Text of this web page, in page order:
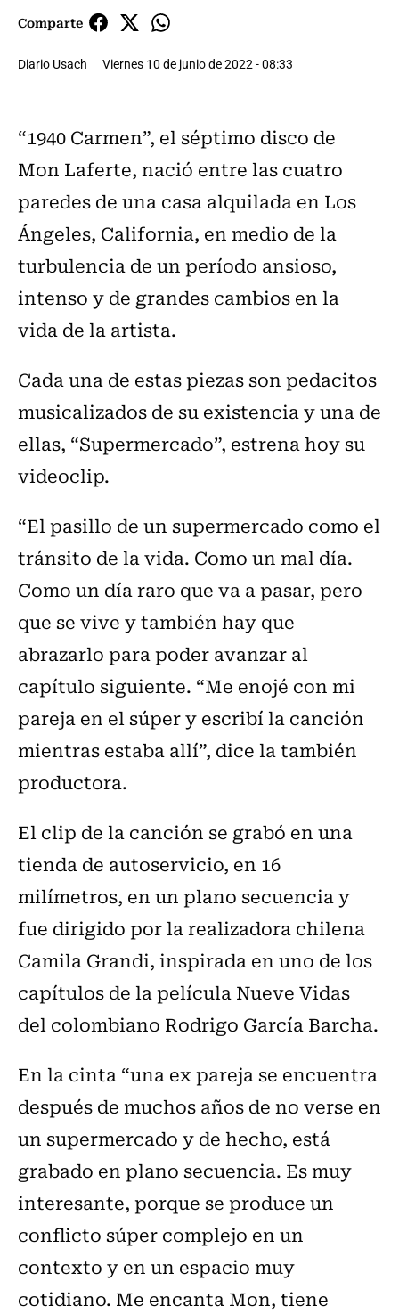
Comparte
Diario Usach Viernes 10 de junio de 2022 - 08:33
“1940 Carmen”, el séptimo disco de
Mon Laferte, nació entre las cuatro
paredes de una casa alquilada en Los
Ángeles, California, en medio de la
turbulencia de un período ansioso,
intenso y de grandes cambios en la
vida de la artista.
Cada una de estas piezas son pedacitos
musicalizados de su existencia y una de
ellas, “Supermercado”, estrena hoy su
videoclip.
“El pasillo de un supermercado como el
tránsito de la vida. Como un mal día.
Como un día raro que va a pasar, pero
que se vive y también hay que
abrazarlo para poder avanzar al
capítulo siguiente. “Me enojé con mi
pareja en el súper y escribí la canción
mientras estaba allí”, dice la también
productora.
El clip de la canción se grabó en una
tienda de autoservicio, en 16
milímetros, en un plano secuencia y
fue dirigido por la realizadora chilena
Camila Grandi, inspirada en uno de los
capítulos de la película Nueve Vidas
del colombiano Rodrigo García Barcha.
En la cinta “una ex pareja se encuentra
después de muchos años de no verse en
un supermercado y de hecho, está
grabado en plano secuencia. Es muy
interesante, porque se produce un
conflicto súper complejo en un
contexto y en un espacio muy
cotidiano. Me encanta Mon, tiene